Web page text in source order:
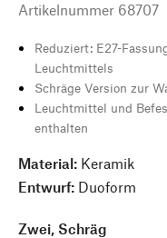
Artikelnummer 68707
Reduziert: E27-
Leuchtmittels
Schräge Version zur
Leuchtmittel und
enthalten
Material: Keramik
Entwurf: Duoform
Zwei, Schräg